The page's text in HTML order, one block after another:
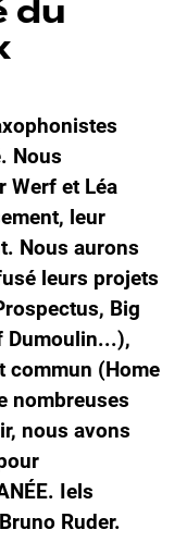
du
Nous
Werf et Léa
leur
Nous aurons
leurs projets
Big
Dumoulin...),
commun (Home
nombreuses
nous avons
Iels
Ruder.